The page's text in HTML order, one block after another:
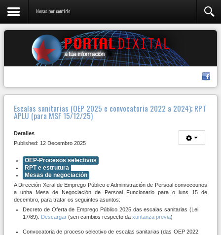
Novas por contido
Escalas sanitarias (OEP 2025 e convocatoria 2022 a 2024); RPT
APLU (para MSF 15/12/25)
Detalles
Published: 12 Decembro 2025
OEP-Procesos selectivos
RPT e estrutura
Mesas de negociación
A Dirección Xeral de Emprego Público e Administración de Persoal convocounos
a unha Mesa de Negociación de Persoal Funcionario para o luns 15 de
decembro, para tratar os seguintes asuntos:
Decreto de Oferta de Emprego Público 2025 das escalas sanitarias (Lei
17/89). Descargar (sen cambios respecto da xuntanza previa)
Convocatoria de proceso selectivo de escalas sanitarias (das OEP 2022